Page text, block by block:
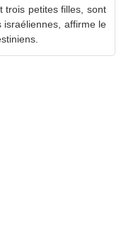
trois petites filles, sont
israéliennes, affirme le